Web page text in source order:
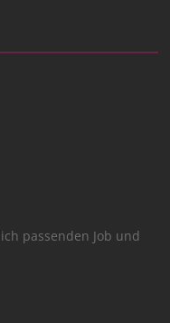
passenden Job und